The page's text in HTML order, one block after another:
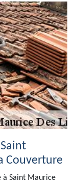
Couverture
à Saint Maurice